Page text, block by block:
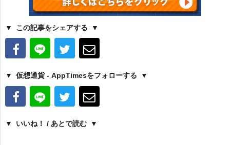
この記事をシェアする
仮想通貨 - AppTimesをフォローする
いいね！ / あとで読む